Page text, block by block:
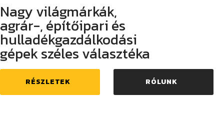
Nagy világmárkák,
agrár-, építőipari és
hulladékgazdálkodási
gépek széles választéka
RÉSZLETEK RÓLUNK